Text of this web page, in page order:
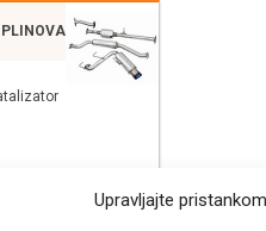
Upravljajte pristankom